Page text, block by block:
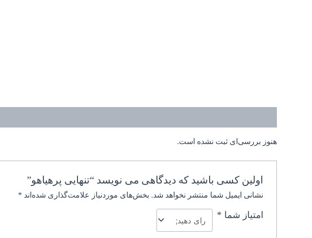
هنوز بررسی‌ای ثبت نشده است.
اولین کسی باشید که دیدگاهی می نویسد “تنهایی پرهیاهو”
نشانی ایمیل شما منتشر نخواهد شد. بخش‌های موردنیاز علامت‌گذاری شده‌اند *
امتیاز شما *